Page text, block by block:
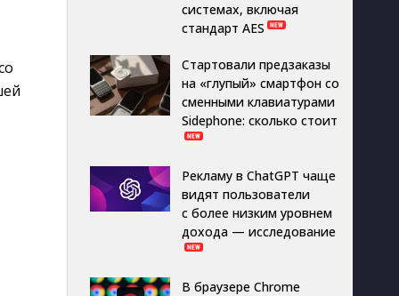
системах, включая
стандарт AES
Стартовали предзаказы
на «глупый» смартфон со
сменными клавиатурами
Sidephone: сколько стоит
Рекламу в ChatGPT чаще
видят пользователи
с более низким уровнем
дохода — исследование
В браузере Chrome